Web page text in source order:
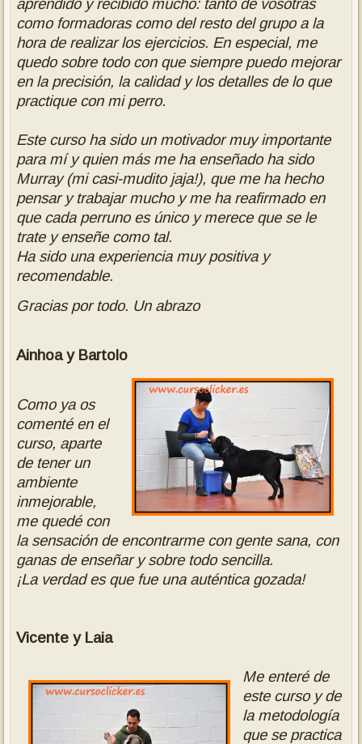
aprendido y recibido mucho: tanto de vosotras
como formadoras como del resto del grupo a la
hora de realizar los ejercicios. En especial, me
quedo sobre todo con que siempre puedo mejorar
en la precisión, la calidad y los detalles de lo que
practique con mi perro.
Este curso ha sido un motivador muy importante
para mí y quien más me ha enseñado ha sido
Murray (mi casi-mudito jaja!), que me ha hecho
pensar y trabajar mucho y me ha reafirmado en
que cada perruno es único y merece que se le
trate y enseñe como tal.
Ha sido una experiencia muy positiva y
recomendable.
Gracias por todo. Un abrazo
Ainhoa y Bartolo
Como ya os
comenté en el
curso, aparte
de tener un
ambiente
inmejorable,
me quedé con
la sensación de encontrarme con gente sana, con
ganas de enseñar y sobre todo sencilla.
¡La verdad es que fue una auténtica gozada!
Vicente y Laia
Me enteré de
este curso y de
la metodología
que se practica